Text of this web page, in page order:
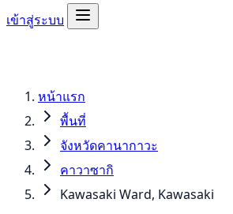
เข้าสู่ระบบ
หน้าแรก
พื้นที่
จังหวัดคานากาวะ
คาวาซากิ
Kawasaki Ward, Kawasaki